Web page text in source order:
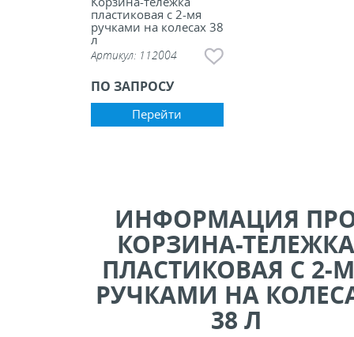
пластиковая с 2-мя
ручками на колесах 38
л
Артикул: 112004
ПО ЗАПРОСУ
Перейти
ИНФОРМАЦИЯ
КОРЗИНА-ТЕЛЕЖКА
ПЛАСТИКОВАЯ С 2-
РУЧКАМИ НА
38 Л